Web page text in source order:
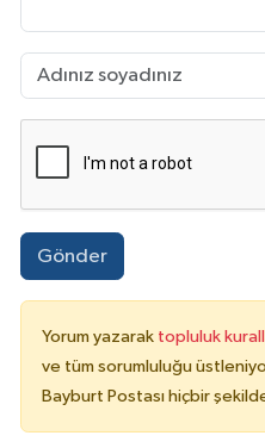
Gönder
Yorum yazarak topluluk
ve tüm sorumluluğu
Bayburt Postası hiçbir